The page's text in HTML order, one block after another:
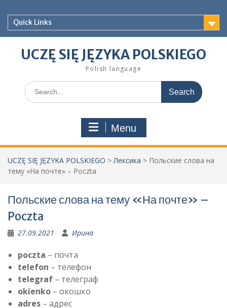
contentQuick Links
UCZĘ SIĘ JĘZYKA POLSKIEGO
Polish language
Search
for:
Menu
UCZĘ SIĘ JĘZYKA POLSKIEGO >Лексика > Польские слова на
тему «На почте» – Poczta
Польские слова на тему «На почте» –
Poczta
27.09.2021 Ирина
poczta – почта
telefon – телефон
telegraf – телеграф
okienko – окошко
adres – адрес